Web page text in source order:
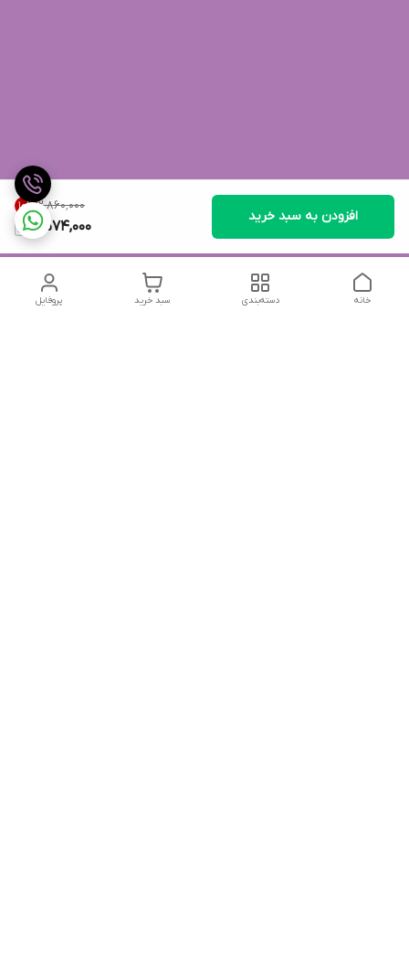
۲٬۸۶۰٬۰۰۰ 10%
2,574,000
افزودن به سبد خرید
پروفایل سبد خرید دسته‌بندی خانه